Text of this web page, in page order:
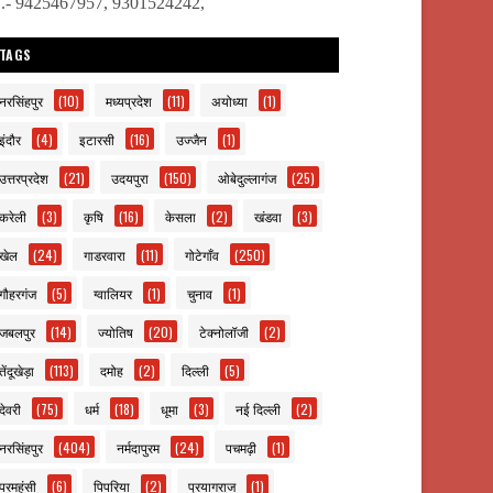
(10) मध्यप्रदेश (11) अयोध्या (1)
(4) इटारसी (16) उज्जैन (1)
(21) उदयपुरा (150) ओबेदुल्लागंज (25)
(3) कृषि (16) केसला (2) खंडवा (3)
(24) गाडरवारा (11) गोटेगाँव (250)
(5) ग्वालियर (1) चुनाव (1)
(14) ज्योतिष (20) टेक्नोलॉजी (2)
(113) दमोह (2) दिल्ली (5)
(75) धर्म (18) धूमा (3) नई दिल्ली (2)
(404) नर्मदापुरम (24) पचमढ़ी (1)
(6) पिपरिया (2) प्रयागराज (1)